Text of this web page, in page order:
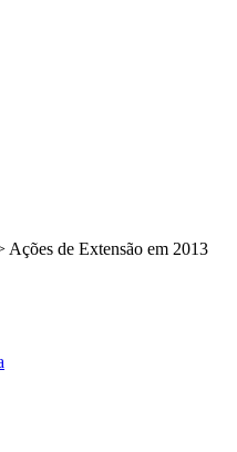
Ações de Extensão em 2013